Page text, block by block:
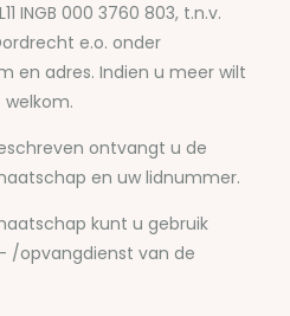
INGB 000 3760 803, t.n.v.
e.o. onder
en adres. Indien u meer wilt
ontvangt u de
en uw lidnummer.
kunt u gebruik
/opvangdienst van de